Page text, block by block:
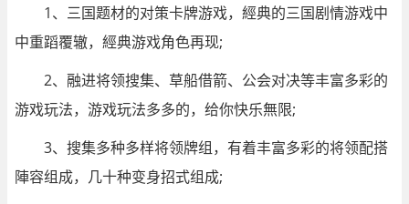
1、三国题材的对策卡牌游戏，經典的三国剧情游戏中
中重蹈覆辙，經典游戏角色再现;
2、融进将领搜集、草船借箭、公会对决等丰富多彩的
游戏玩法，游戏玩法多多的，给你快乐無限;
3、搜集多种多样将领牌组，有着丰富多彩的将领配搭
陣容组成，几十种变身招式组成;